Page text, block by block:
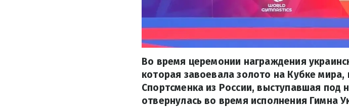
Во время церемонии награждения
которая завоевала золото на Кубке
Спортсменка из России, выступавшая
отвернулась во время исполнения Гимна